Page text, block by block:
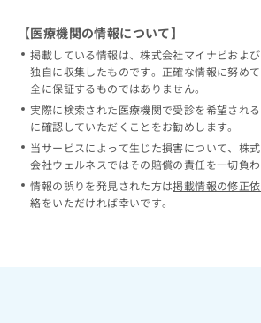
【医療機関の情報について】
掲載している情報は、株式会社マイナビおよ
独自に収集したものです。正確な情報に努め
全に保証するものではありません。
実際に検索された医療機関で受診を希望され
に確認していただくことをお勧めします。
当サービスによって生じた損害について、株
会社ウェルネスではその賠償の責任を一切負わ
情報の誤りを発見された方は掲載情報の修正
絡をいただければ幸いです。